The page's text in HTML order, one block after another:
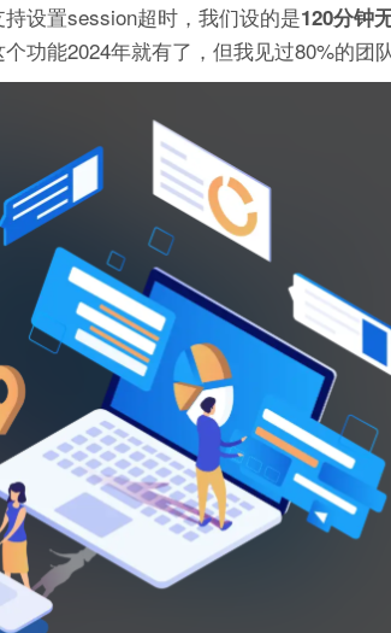
持设置session超时，我们设的是120分钟
功能2024年就有了，但我见过80%的团队